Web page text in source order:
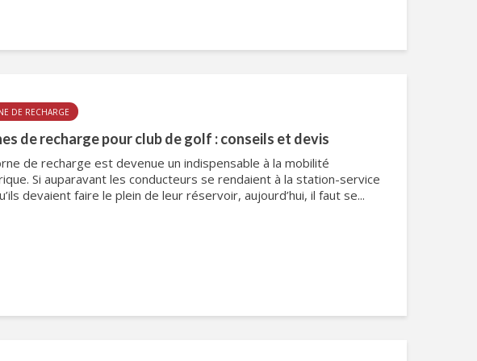
DE RECHARGE
de recharge pour club de golf : conseils et devis
de recharge est devenue un indispensable à la mobilité
Si auparavant les conducteurs se rendaient à la station-service
devaient faire le plein de leur réservoir, aujourd’hui, il faut se...